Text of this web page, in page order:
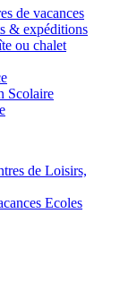
de vacances
& expéditions
ou chalet
Scolaire
de Loisirs,
Ecoles